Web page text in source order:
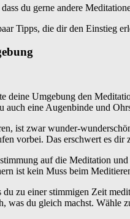
du gerne andere
Tipps, die dir den Einstieg
deine Umgebung den
auch eine Augenbinde und
ist zwar wunder-
vorbei. Das erschwert es dir
auf die Meditation
ist kein Muss beim
du zu einer stimmigen Zeit
was du gleich machst.